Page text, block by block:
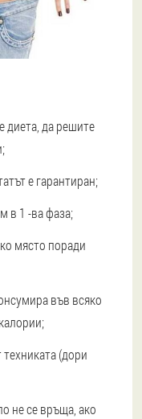
диета, да решите
е гарантиран;
в 1 -ва фаза;
място поради
във всяко
(дори
не се връща, ако